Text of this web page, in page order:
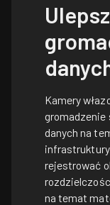
Kamery
gromadzenie
danych na
rejestrować
na temat